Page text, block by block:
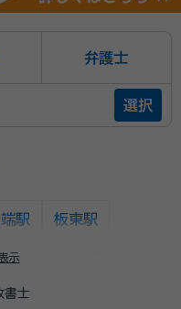
弁護士
選択
示
駅 板東駅
古駅
栗林公園北口駅
書士